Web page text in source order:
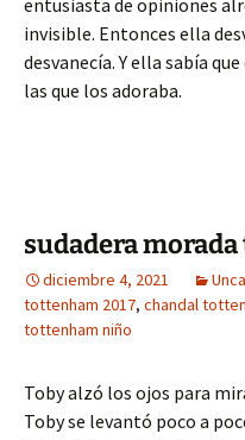
entusiasta de opiniones
invisible. Entonces ella
desvanecía. Y ella sabía
las que los adoraba.
sudadera
diciembre 4, 2021
tottenham 2017, chandal
tottenham niño
Toby alzó los ojos para
Toby se levantó poco a